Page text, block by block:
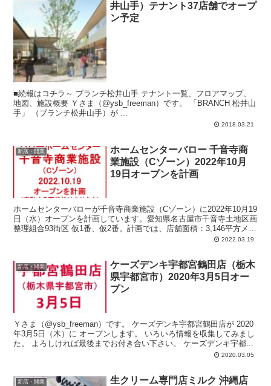
井山手）テナント37店舗でオープ
ン予定
■続報はコチラ～ ブランチ松井山手 テナント一覧、フロアマップ、
地図、施設概要 Ｙさま（@ysb_freeman）です。 「BRANCH 松井山
手」 （ブランチ松井山手）が ...
2018.03.21
新店・開業
ホームセンターバロー 千音寺商
業施設（Cゾーン）2022年10月
19日オープンを計画
ホームセンターバローが千音寺商業施設（Cゾーン）に2022年10月19
日（水）オープンを計画しています。愛知県名古屋市千音寺土地区画
整理組合93街区 仮1番、仮2番。計画では、店舗面積：3,146平方メー
トル、駐車場：149台、駐輪場：39台、営業時間：午前6時30分-午後
2022.03.19
新店・開業
ケーズデンキ宇都宮鶴田店（栃木
県宇都宮市）2020年3月5日オー
プン
Ｙさま（@ysb_freeman）です。 ケーズデンキ宇都宮鶴田店が 2020
年3月5日（木）に オープンします。 いろいろ情報を収集してみまし
た。 よろしければ最後までお付き合い下さい。 ケーズデンキ宇都...
2020.03.05
新店・開業
生クリーム専門店ミルク 沖縄店